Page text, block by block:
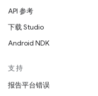
API 参考
下载 Studio
Android NDK
支持
报告平台错误